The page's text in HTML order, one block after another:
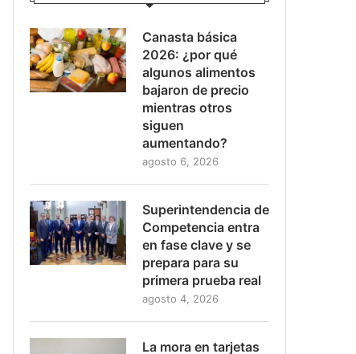
Canasta básica
2026: ¿por qué
algunos alimentos
bajaron de precio
mientras otros
siguen
aumentando?
agosto 6, 2026
Superintendencia de
Competencia entra
en fase clave y se
prepara para su
primera prueba real
agosto 4, 2026
La mora en tarjetas